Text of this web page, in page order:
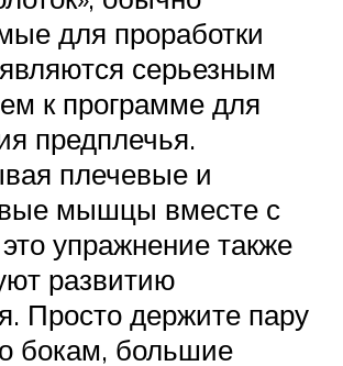
для проработки
серьезным
к программе для
предплечья.
плечевые и
мышцы вместе с
упражнение также
развитию
Просто держите пару
бокам, большие